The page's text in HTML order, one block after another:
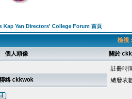
Yan Directors' College Forum 首頁
檢視
個人頭像
關於
註冊時
總發表
絡 ckkwok